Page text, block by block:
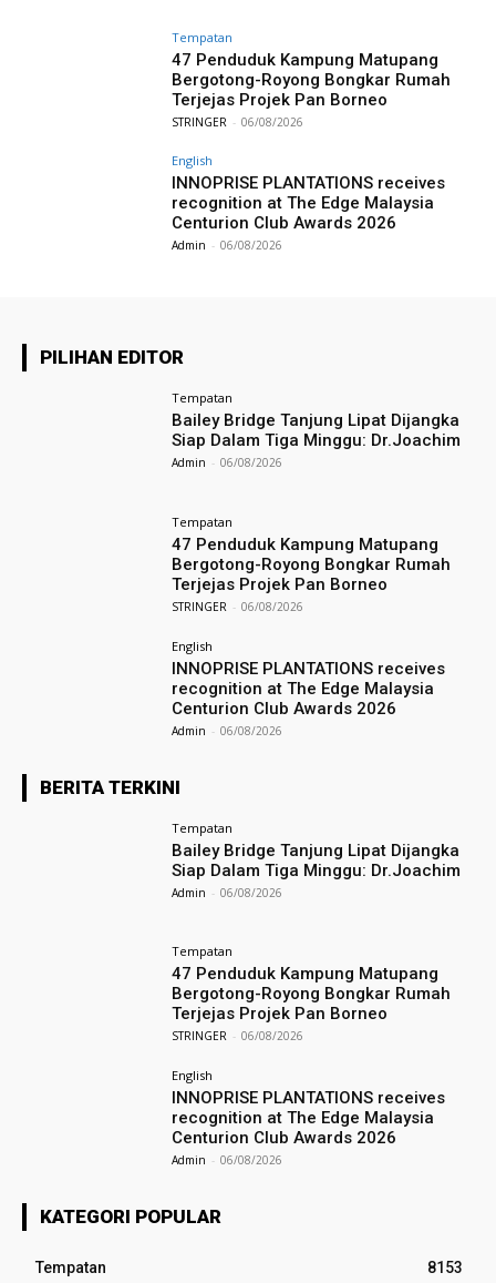
Tempatan
47 Penduduk Kampung Matupang
Bergotong-Royong Bongkar Rumah
Terjejas Projek Pan Borneo
STRINGER - 06/08/2026
English
INNOPRISE PLANTATIONS receives
recognition at The Edge Malaysia
Centurion Club Awards 2026
Admin - 06/08/2026
PILIHAN EDITOR
Tempatan
Bailey Bridge Tanjung Lipat Dijangka
Siap Dalam Tiga Minggu: Dr.Joachim
Admin - 06/08/2026
Tempatan
47 Penduduk Kampung Matupang
Bergotong-Royong Bongkar Rumah
Terjejas Projek Pan Borneo
STRINGER - 06/08/2026
English
INNOPRISE PLANTATIONS receives
recognition at The Edge Malaysia
Centurion Club Awards 2026
Admin - 06/08/2026
BERITA TERKINI
Tempatan
Bailey Bridge Tanjung Lipat Dijangka
Siap Dalam Tiga Minggu: Dr.Joachim
Admin - 06/08/2026
Tempatan
47 Penduduk Kampung Matupang
Bergotong-Royong Bongkar Rumah
Terjejas Projek Pan Borneo
STRINGER - 06/08/2026
English
INNOPRISE PLANTATIONS receives
recognition at The Edge Malaysia
Centurion Club Awards 2026
Admin - 06/08/2026
KATEGORI POPULAR
Tempatan 8153